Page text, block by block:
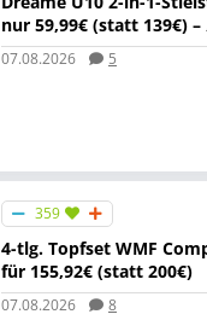
nur 59,99€ (statt 139€) –
07.08.2026 5
359
4-tlg. Topfset WMF
für 155,92€ (statt 200€)
07.08.2026 8